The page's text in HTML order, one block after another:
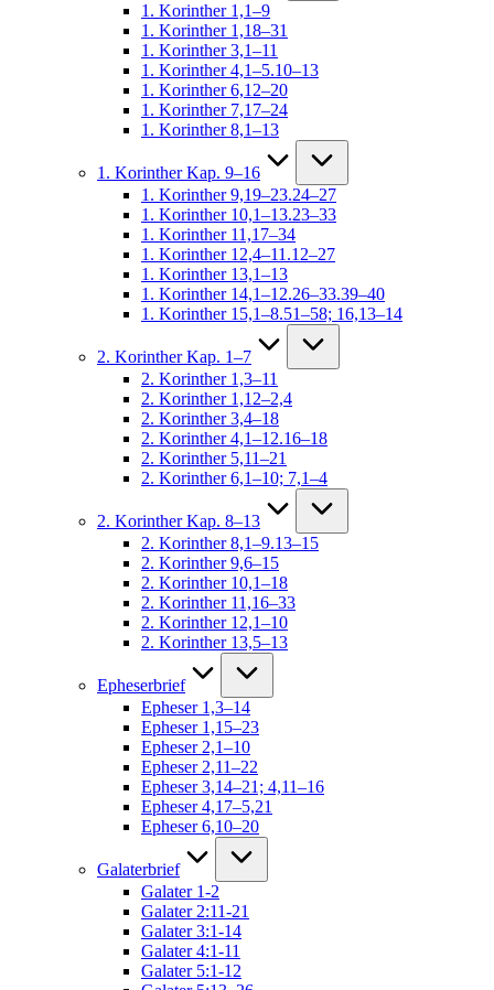
1. Korinther 1,1–9
1. Korinther 1,18–31
1. Korinther 3,1–11
1. Korinther 4,1–5.10–13
1. Korinther 6,12–20
1. Korinther 7,17–24
1. Korinther 8,1–13
1. Korinther Kap. 9–16
1. Korinther 9,19–23.24–27
1. Korinther 10,1–13.23–33
1. Korinther 11,17–34
1. Korinther 12,4–11.12–27
1. Korinther 13,1–13
1. Korinther 14,1–12.26–33.39–40
1. Korinther 15,1–8.51–58; 16,13–14
2. Korinther Kap. 1–7
2. Korinther 1,3–11
2. Korinther 1,12–2,4
2. Korinther 3,4–18
2. Korinther 4,1–12.16–18
2. Korinther 5,11–21
2. Korinther 6,1–10; 7,1–4
2. Korinther Kap. 8–13
2. Korinther 8,1–9.13–15
2. Korinther 9,6–15
2. Korinther 10,1–18
2. Korinther 11,16–33
2. Korinther 12,1–10
2. Korinther 13,5–13
Epheserbrief
Epheser 1,3–14
Epheser 1,15–23
Epheser 2,1–10
Epheser 2,11–22
Epheser 3,14–21; 4,11–16
Epheser 4,17–5,21
Epheser 6,10–20
Galaterbrief
Galater 1-2
Galater 2:11-21
Galater 3:1-14
Galater 4:1-11
Galater 5:1-12